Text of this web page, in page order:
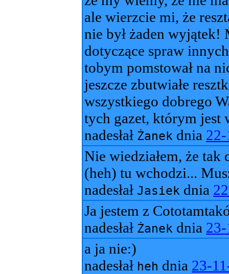
ale wierzcie mi, że
nie był żaden wyjątek!
dotyczące spraw
tobym pomstował na
jeszcze zbutwiałe
wszystkiego dobrego
tych gazet, którym jest
nadesłał Żanek dnia
Nie wiedziałem, że
(heh) tu wchodzi...
nadesłał Jasiek dnia
Ja jestem z
nadesłał Żanek dnia
a ja nie:)
nadesłał heh dnia 23-